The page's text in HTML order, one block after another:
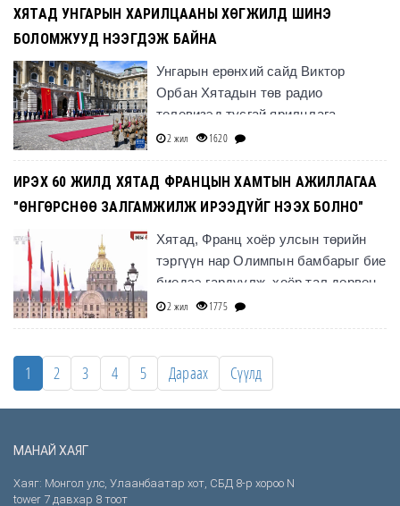
дэгдээж,
ХЯТАД УНГАРЫН ХАРИЛЦААНЫ ХӨГЖИЛД ШИНЭ
БОЛОМЖУУД НЭЭГДЭЖ БАЙНА
Унгарын ерөнхий сайд Виктор
Орбан Хятадын төв радио
телевизэд тусгай ярилцлага
өгөхдөө "Ши Жиньпин даргын
айлчлал бол түүхэн айлчлал" гэж
дээд хэмжээг
2 жил 1620
ИРЭХ 60 ЖИЛД ХЯТАД ФРАНЦЫН ХАМТЫН АЖИЛЛАГАА
"ӨНГӨРСНӨӨ ЗАЛГАМЖИЛЖ ИРЭЭДҮЙГ НЭЭХ БОЛНО"
Хятад, Франц хоёр улсын төрийн
тэргүүн нар Олимпын бамбарыг бие
биедээ гардуулж, хоёр тал дөрвөн
хамтарсан мэдэгдэл гаргаж, ногоон
хөгжил, агаарын тээ
2 жил 1775
1 2 3 4 5 Дараах Сүүлд
МАНАЙ ХАЯГ
Хаяг: Монгол улс, Улаанбаатар хот, СБД 8-р хороо N
tower 7 давхар 8 тоот